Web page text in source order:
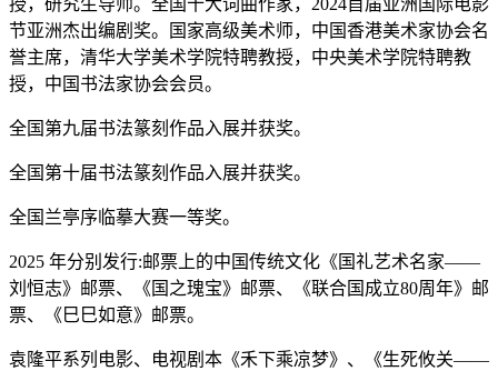
授，研究生导师。全国十大词曲作家，2024首届亚洲国际电影
节亚洲杰出编剧奖。国家高级美术师，中国香港美术家协会名
誉主席，清华大学美术学院特聘教授，中央美术学院特聘教
授，中国书法家协会会员。
全国第九届书法篆刻作品入展并获奖。
全国第十届书法篆刻作品入展并获奖。
全国兰亭序临摹大赛一等奖。
2025 年分别发行:邮票上的中国传统文化《国礼艺术名家——
刘恒志》邮票、《国之瑰宝》邮票、《联合国成立80周年》邮
票、《巳巳如意》邮票。
袁隆平系列电影、电视剧本《禾下乘凉梦》、《生死攸关——